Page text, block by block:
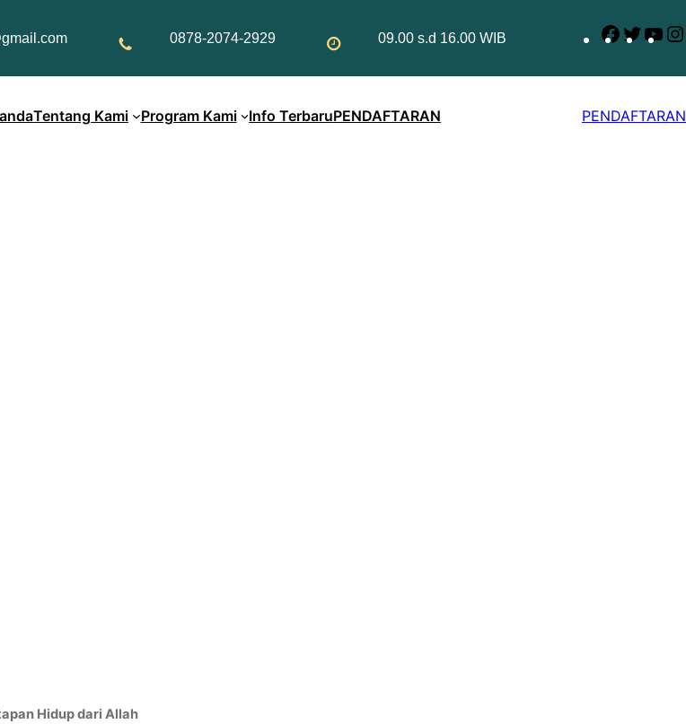
0878-2074-2929 09.00 s.d 16.00 WIB
Tentang Kami Program Kami Info TerbaruPENDAFTARAN PENDAFTARAN
Hidupdari Allah